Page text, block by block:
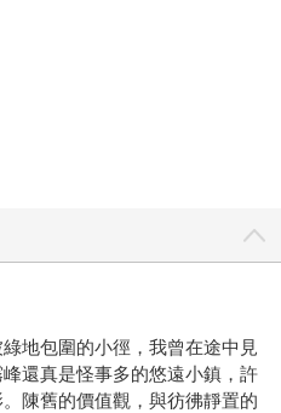
地包圍的小徑，我曾在途中見
還真是怪事多的悠遠小鎮，許
陳舊的價值觀，與彷彿靜置的